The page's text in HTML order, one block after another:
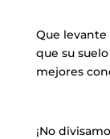
Que
que su
mejores
¡No